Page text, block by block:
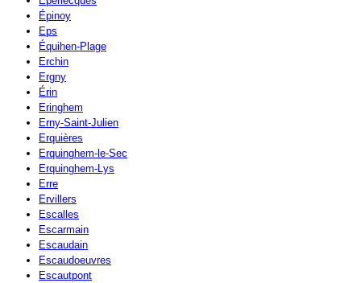
Épinoy
Eps
Équihen-Plage
Erchin
Ergny
Érin
Eringhem
Erny-Saint-Julien
Erquières
Erquinghem-le-Sec
Erquinghem-Lys
Erre
Ervillers
Escalles
Escarmain
Escaudain
Escaudoeuvres
Escautpont